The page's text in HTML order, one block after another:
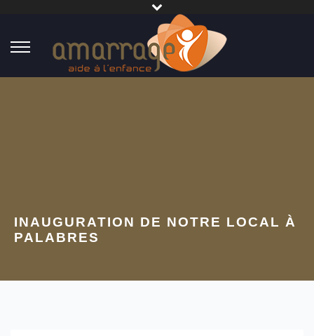
INAUGURATION DE NOTRE LOCAL À
PALABRES